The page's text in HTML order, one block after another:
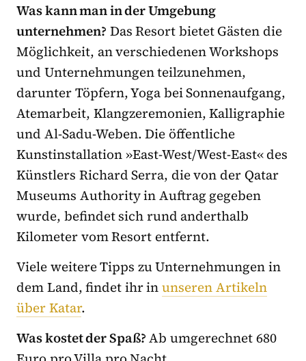
Was kann man in der Umgebung
unternehmen? Das Resort bietet Gästen die
Möglichkeit, an verschiedenen Workshops
und Unternehmungen teilzunehmen,
darunter Töpfern, Yoga bei Sonnenaufgang,
Atemarbeit, Klangzeremonien, Kalligraphie
und Al-Sadu-Weben. Die öffentliche
Kunstinstallation»East-West/West-East«des
Künstlers Richard Serra, die von der Qatar
Museums Authority in Auftrag gegeben
wurde, befindet sich rund anderthalb
Kilometer vom Resort entfernt.
Viele weitere Tipps zu Unternehmungen in
dem Land, findet ihr inunseren Artikeln
über Katar.
Was kostet der Spaß?Ab umgerechnet 680